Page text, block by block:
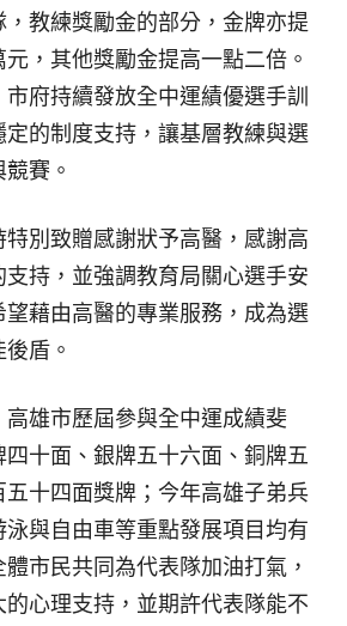
教練獎勵金的部分，金牌亦提
，其他獎勵金提高一點二倍。
府持續發放全中運績優選手訓
的制度支持，讓基層教練與選
賽。
別致贈感謝狀予高醫，感謝高
持，並強調教育局關心選手安
藉由高醫的專業服務，成為選
盾。
雄市歷屆參與全中運成績斐
十面、銀牌五十六面、銅牌五
十四面獎牌；今年高雄子弟兵
與自由車等重點發展項目均有
市民共同為代表隊加油打氣，
心理支持，並期許代表隊能不